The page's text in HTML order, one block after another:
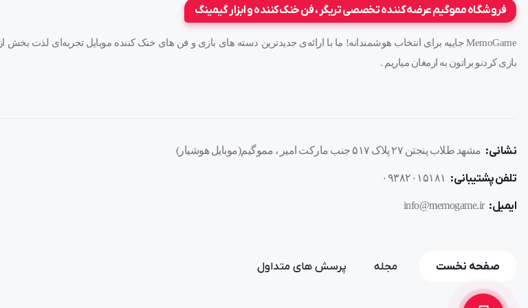
فروشگاه مموگیم عرضه کننده تخصصی تریگر ، فن خنک کننده و ابزار گیمینگ
MemoGame جاییه برای انتخاب هوشمندانه! ما با ارائه‌ی جدیدترین دسته های بازی و فن های خنک کننده موبایل تجربه‌ای لذت بخش از
بازی کردنو براتون به ارمغان میاریم .
نشانی: مشهد طلاب پنجتن ۲۷ پلاک ۵۱۷ جنب مارکت امیر ، مموگیم(موبایل هوشیار)
تلفن پشتیبانی: ۰۹۳۸۲۰۱۵۱۸۱
ایمیل: info@memogame.ir
صفحه نخست مجله پرسش های متداول